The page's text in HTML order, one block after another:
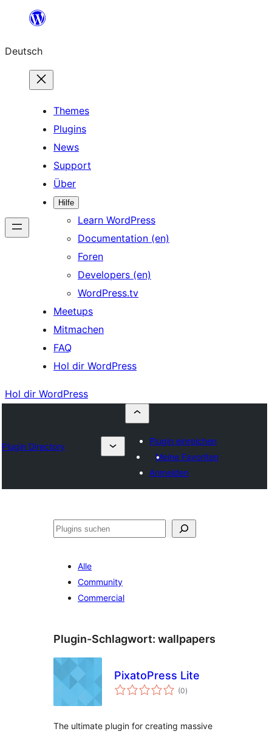
springen
Deutsch
Themes
Plugins
News
Support
Über
Hilfe
Learn WordPress
Documentation (en)
Foren
Developers (en)
WordPress.tv
Meetups
Mitmachen
FAQ
Hol dir WordPress
Hol dir WordPress
Plugin Directory
Plugin einreichen
Meine Favoriten
Anmelden
Suchen
Alle
Community
Commercial
Plugin-Schlagwort: wallpapers
PixatoPress Lite
(0Bewertungen
insgesamt
)
The ultimate plugin for creating massive